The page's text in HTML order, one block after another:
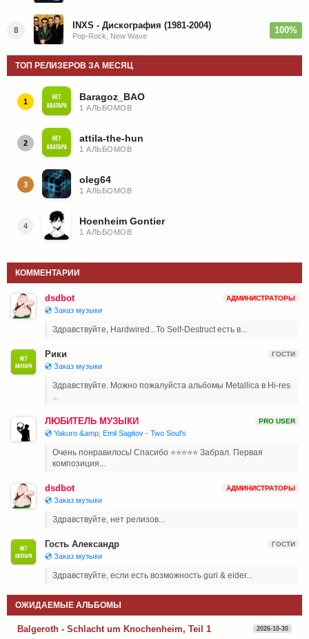
8 INXS - Дискография (1981-2004)
Pop-Rock, New Wave
100%
ТОП РЕЛИЗЕРОВ ЗА МЕСЯЦ
1 Baragoz_BAO
1 АЛЬБОМОВ
2 attila-the-hun
1 АЛЬБОМОВ
3 oleg64
1 АЛЬБОМОВ
4 Hoenheim Gontier
1 АЛЬБОМОВ
КОММЕНТАРИИ
dsdbot АДМИНИСТРАТОРЫ
💿 Заказ музыки
Здравствуйте, Hardwired...To Self-Destruct есть в...
Рики ГОСТИ
💿 Заказ музыки
Здравствуйте. Можно пожалуйста альбомы Metallica в Hi-res
...
ЛЮБИТЕЛЬ МУЗЫКИ PRO USER
💿 Yakuro &amp; Emil Sagitov - Two Soul's
Очень понравилось! Спасибо ⭐⭐⭐⭐⭐ Забрал. Первая
композиция...
dsdbot АДМИНИСТРАТОРЫ
💿 Заказ музыки
Здравствуйте, нет релизов...
Гость Александр ГОСТИ
💿 Заказ музыки
Здравствуйте, если есть возможность guri & eider...
ОЖИДАЕМЫЕ АЛЬБОМЫ
Balgeroth - Schlacht um Knochenheim, Teil 1 2026-10-30